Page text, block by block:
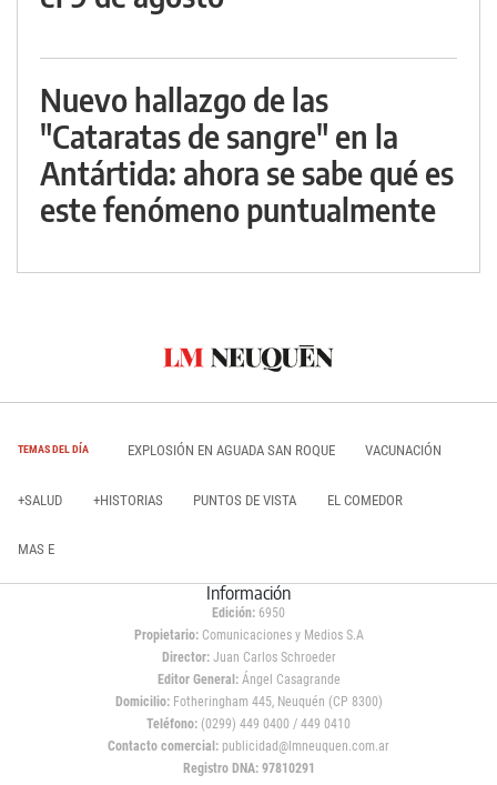
Nuevo hallazgo de las
"Cataratas de sangre" en la
Antártida: ahora se sabe qué es
este fenómeno puntualmente
TEMAS DEL DÍA EXPLOSIÓN EN AGUADA SAN ROQUE VACUNACIÓN
+SALUD +HISTORIAS PUNTOS DE VISTA EL COMEDOR
MAS E
Información
Edición: 6950
Propietario:Comunicaciones y Medios S.A
Director: Juan Carlos Schroeder
Editor General:Ángel Casagrande
Domicilio:Fotheringham 445, Neuquén (CP 8300)
Teléfono: (0299) 449 0400 / 449 0410
Contacto comercial: publicidad@lmneuquen.com.ar
Registro DNA: 97810291